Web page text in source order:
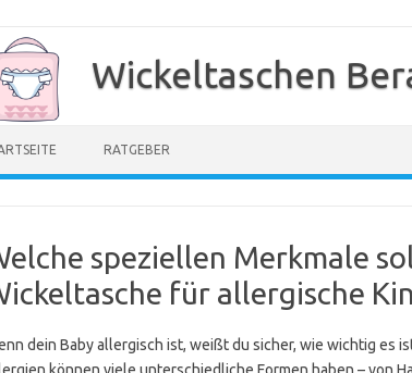
Wickeltaschen
RATGEBER
speziellen Merkmale
für allergische
dein Baby allergisch ist, weißt du sicher, wie wichtig es